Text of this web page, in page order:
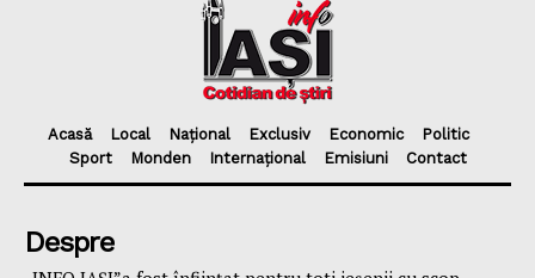
Acasă Local Național Exclusiv Economic
Politic
Sport
Monden Internațional Emisiuni Contact
Despre